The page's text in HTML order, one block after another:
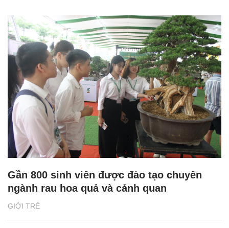
GIỚI TRẺ
Gần 800 sinh viên được đào tạo chuyên
ngành rau hoa quả và cảnh quan